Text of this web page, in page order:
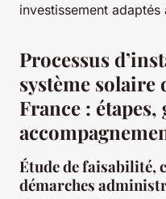
investissement
Processus
système solaire
France :
Étude de faisabilité,
démarches